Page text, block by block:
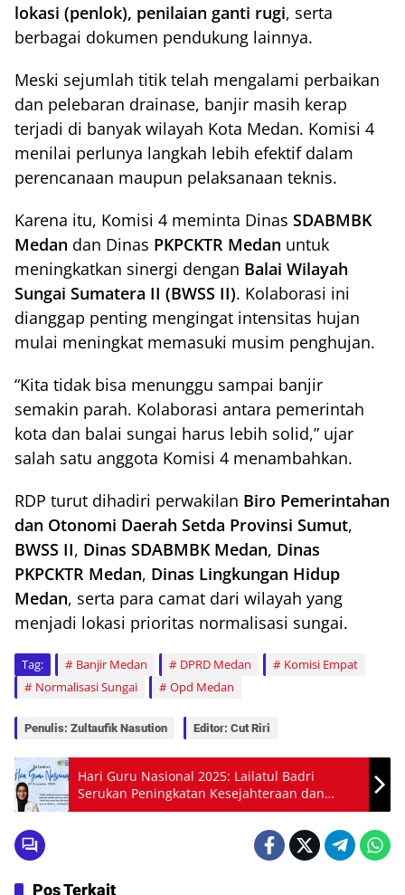
lokasi (penlok), penilaian ganti rugi, serta
berbagai dokumen pendukung lainnya.
Meski sejumlah titik telah mengalami perbaikan
dan pelebaran drainase, banjir masih kerap
terjadi di banyak wilayah Kota Medan. Komisi 4
menilai perlunya langkah lebih efektif dalam
perencanaan maupun pelaksanaan teknis.
Karena itu, Komisi 4 meminta Dinas SDABMBK
Medan dan Dinas PKPCKTR Medan untuk
meningkatkan sinergi dengan Balai Wilayah
Sungai Sumatera II (BWSS II). Kolaborasi ini
dianggap penting mengingat intensitas hujan
mulai meningkat memasuki musim penghujan.
“Kita tidak bisa menunggu sampai banjir
semakin parah. Kolaborasi antara pemerintah
kota dan balai sungai harus lebih solid,” ujar
salah satu anggota Komisi 4 menambahkan.
RDP turut dihadiri perwakilan Biro Pemerintahan
dan Otonomi Daerah Setda Provinsi Sumut,
BWSS II, Dinas SDABMBK Medan, Dinas
PKPCKTR Medan, Dinas Lingkungan Hidup
Medan, serta para camat dari wilayah yang
menjadi lokasi prioritas normalisasi sungai.
Tag: Banjir Medan DPRD Medan
Komisi Empat
Normalisasi Sungai
Opd Medan
Penulis: Zultaufik Nasution Editor: Cut Riri
Hari Guru Nasional 2025: Lailatul Badri
Serukan Peningkatan Kesejahteraan dan
Fasilitas Pendidikan
Pos Terkait